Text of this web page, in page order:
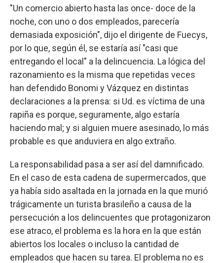
"Un comercio abierto hasta las once- doce de la
noche, con uno o dos empleados, parecería
demasiada exposición", dijo el dirigente de Fuecys,
por lo que, según él, se estaría así "casi que
entregando el local" a la delincuencia. La lógica del
razonamiento es la misma que repetidas veces
han defendido Bonomi y Vázquez en distintas
declaraciones a la prensa: si Ud. es víctima de una
rapiña es porque, seguramente, algo estaría
haciendo mal; y si alguien muere asesinado, lo más
probable es que anduviera en algo extraño.
La responsabilidad pasa a ser así del damnificado.
En el caso de esta cadena de supermercados, que
ya había sido asaltada en la jornada en la que murió
trágicamente un turista brasileño a causa de la
persecución a los delincuentes que protagonizaron
ese atraco, el problema es la hora en la que están
abiertos los locales o incluso la cantidad de
empleados que hacen su tarea. El problema no es